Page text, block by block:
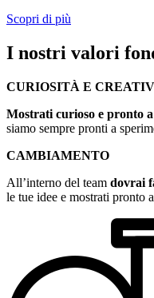
Scopri di più
I nostri valori
CURIOSITÀ E
Mostrati curioso e pronto
siamo sempre pronti a
CAMBIAMENTO
All’interno del team dovrai
le tue idee e mostrati pronto